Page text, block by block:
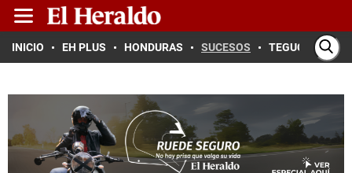
INICIO EH PLUS HONDURAS SUCESOS TEGUCIGALPA